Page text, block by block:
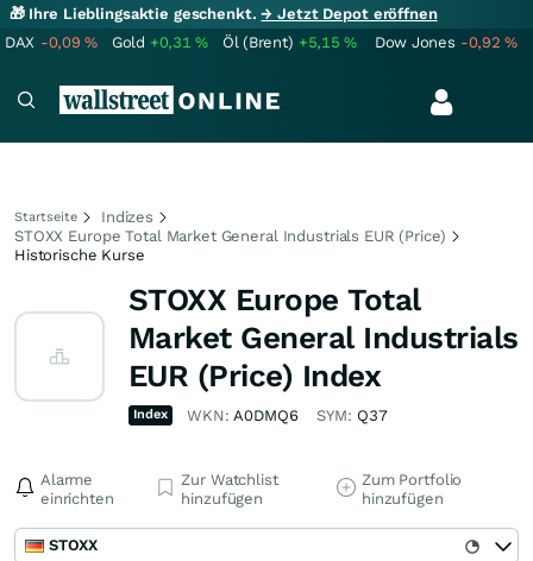
🎁 Ihre Lieblingsaktie geschenkt.→ Jetzt Depot eröffnen
DAX -0,09% Gold +0,31% Öl (Brent) +5,15% Dow Jones -0,92%
Startseite
Indizes
STOXX Europe Total Market General Industrials EUR (Price)
Historische Kurse
STOXX Europe Total
Market General Industrials
EUR (Price) Index
Index WKN:A0DMQ6 SYM: Q37
Alarme
einrichten
Zur Watchlist
hinzufügen
Zum Portfolio
hinzufügen
STOXX